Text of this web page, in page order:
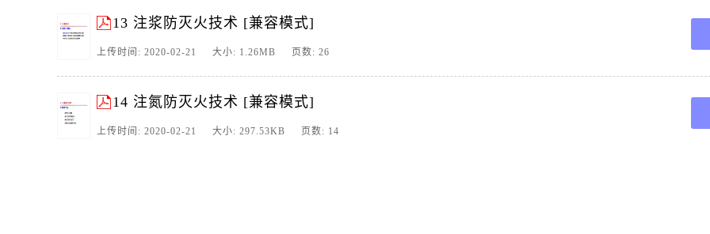
13 注浆防灭火技术 [兼容模式]
上传时间: 2020-02-21 大小: 1.26MB 页数: 26
14 注氮防灭火技术 [兼容模式]
上传时间: 2020-02-21 大小: 297.53KB 页数: 14